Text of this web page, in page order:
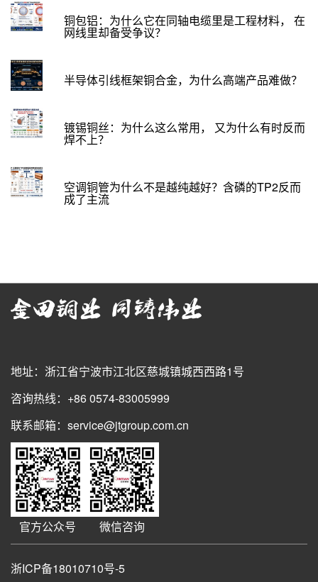
铜包铝：为什么它在同轴电缆里是工程材料， 在
网线里却备受争议？
半导体引线框架铜合金，为什么高端产品难做？
镀锡铜丝：为什么这么常用， 又为什么有时反而
焊不上？
空调铜管为什么不是越纯越好？含磷的TP2反而
成了主流
地址：浙江省宁波市江北区慈城镇城西西路1号
咨询热线：+86 0574-83005999
联系邮箱：service@jtgroup.com.cn
官方公众号 微信咨询
浙ICP备18010710号-5